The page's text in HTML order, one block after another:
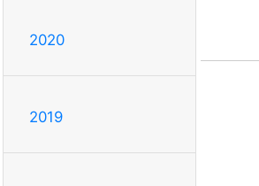
2020
2019